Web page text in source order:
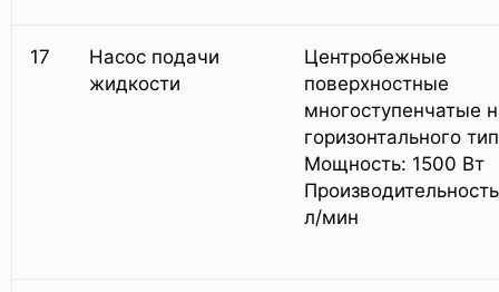
17
Насос подачи
жидкости
Центробежные
поверхностные
многоступенчатые
горизонтального
Мощность: 1500 Вт
л/мин